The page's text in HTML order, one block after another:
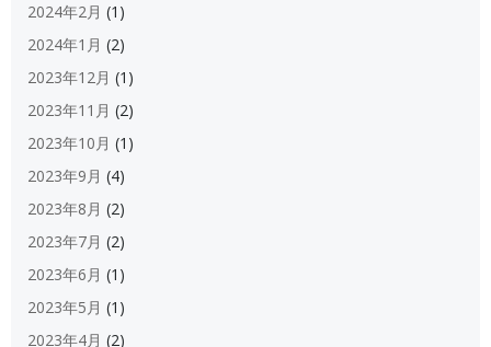
2024年2月 (1)
2024年1月 (2)
2023年12月 (1)
2023年11月 (2)
2023年10月 (1)
2023年9月 (4)
2023年8月 (2)
2023年7月 (2)
2023年6月 (1)
2023年5月 (1)
2023年4月 (2)